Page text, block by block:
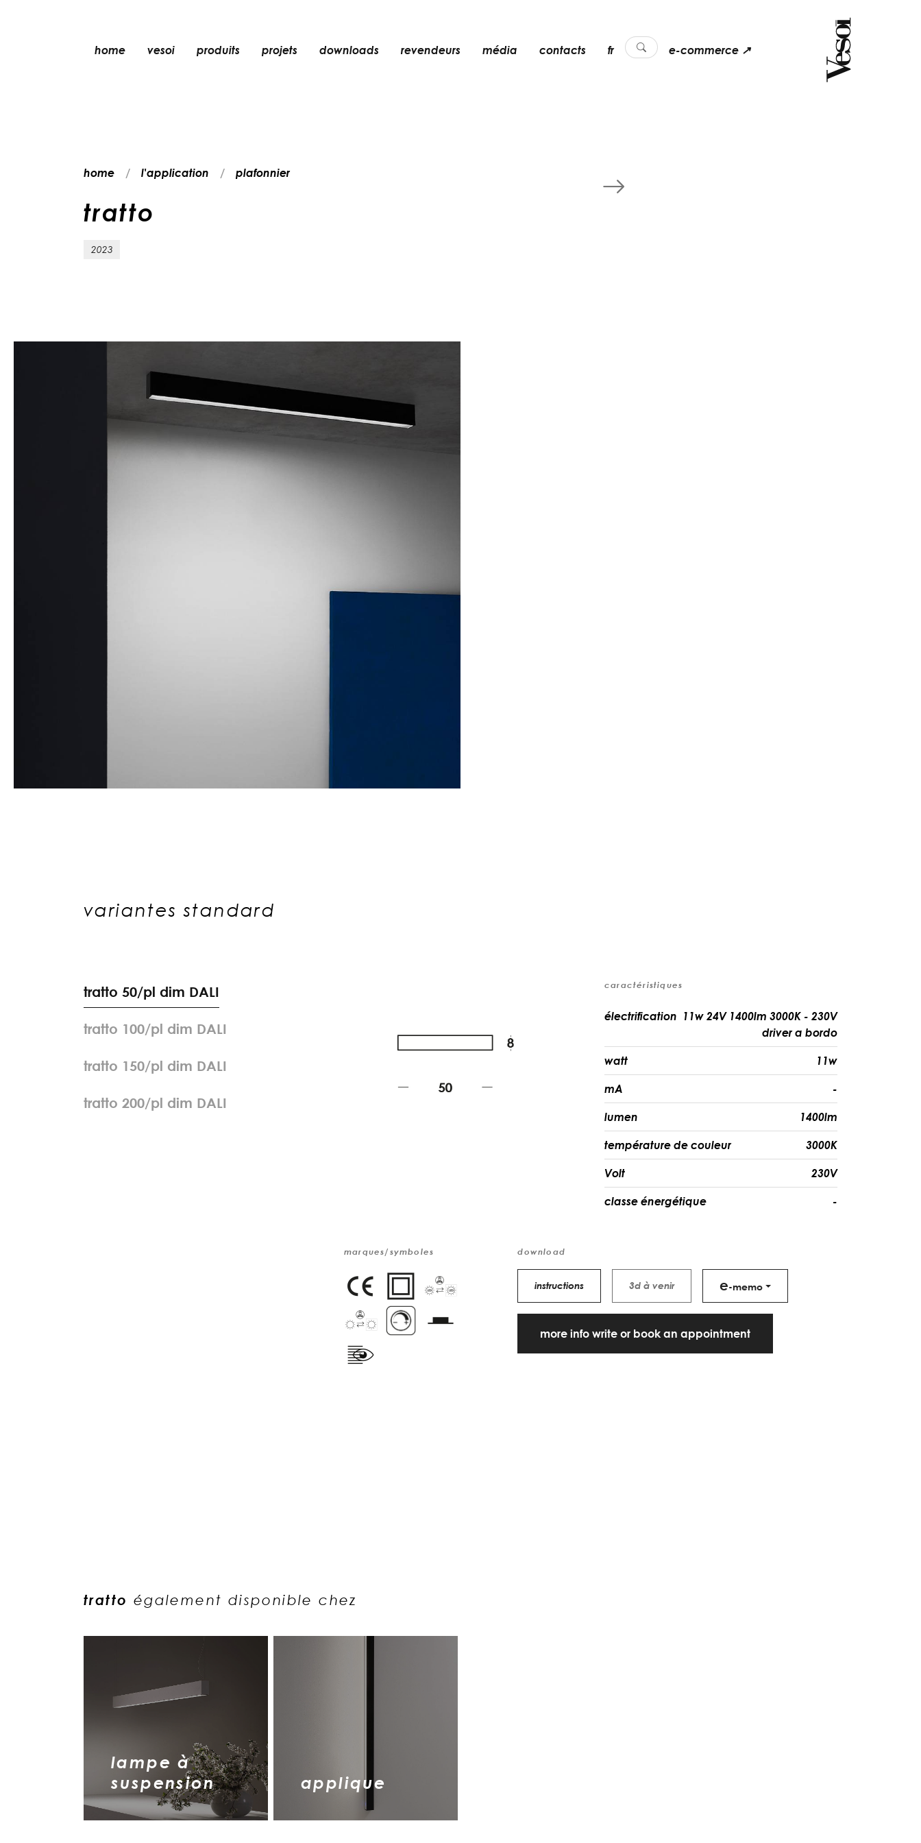
home vesoi produits
lampe de sol
projets downloads revendeurs média contacts fr e-commerce ↗
home l'application plafonnier
tratto
2023
variantes standard
tratto 50/pl dim DAL I
tratto 100/pl dim DAL I
tratto 150/pl dim DAL I
tratto 200/pl dim DAL I
caractéristiques
électrification 11w 24V 1400lm 3000K - 230V
driver a bordo
watt 11w
mA -
lumen 1400lm
température de couleur 3000K
Volt 230V
classe énergétique -
marques/symboles download
instructions 3d à venir e-memo
more info write or book an appointment
tratto également disponible chez
lampe à
suspension
applique